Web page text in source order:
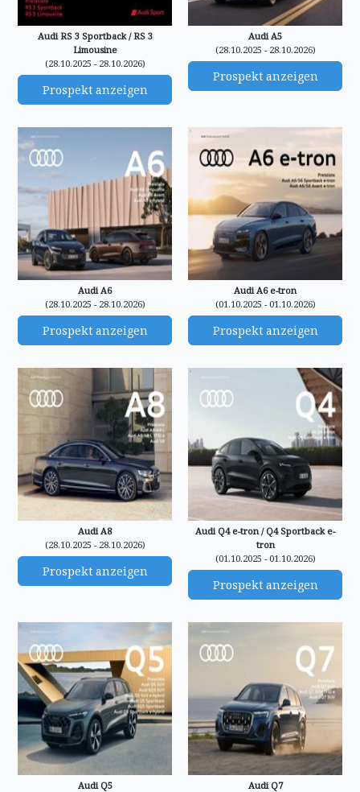
Audi RS 3 Sportback / RS 3
Limousine
(28.10.2025 - 28.10.2026)
Prospekt anzeigen
Audi A5
(28.10.2025 - 28.10.2026)
Prospekt anzeigen
Audi A6
(28.10.2025 - 28.10.2026)
Prospekt anzeigen
Audi A6 e-tron
(01.10.2025 - 01.10.2026)
Prospekt anzeigen
Audi A8
(28.10.2025 - 28.10.2026)
Prospekt anzeigen
Audi Q4 e-tron / Q4 Sportback e-
tron
(01.10.2025 - 01.10.2026)
Prospekt anzeigen
Audi Q5
Audi Q7